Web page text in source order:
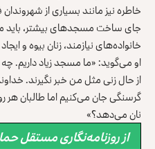
خاطره نیز مانند بسیاری از
جای ساخت مسجدهای بیشتر، باید
خانواده‌های نیازمند، زنان بیوه
او می‌گوید: «ما مسجد زیاد داریم.
از حال زنی مثل من خبر نگیرند.
گرسنگی جان می‌کنیم اما طالبان
نان می‌دهد؟»
از روزنامه‌نگاری مستقل